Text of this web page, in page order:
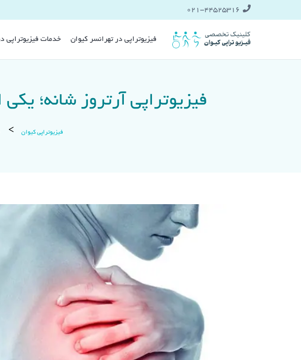
021-۴۴۵۲۵۳۱۶
فیزیوتراپی در تهرانسر کیوان خدمات فیزیوتراپی
فیزیوتراپی آرتروز شانه؛
فیزیوتراپی کیوان